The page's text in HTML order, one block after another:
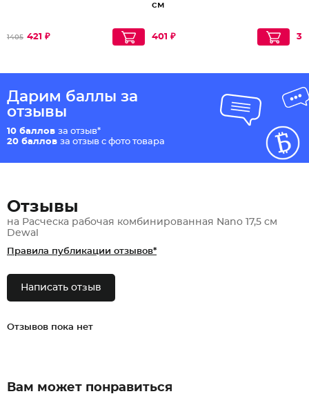
1405 421 ₽
см
401 ₽
Дарим баллы за
отзывы
10 баллов за отзыв*
20 баллов за отзыв с фото товара
Отзывы
на Расческа рабочая комбинированная Nano 17,5 см
Dewal
Правила публикации отзывов*
Написать отзыв
Отзывов пока нет
Вам может понравиться